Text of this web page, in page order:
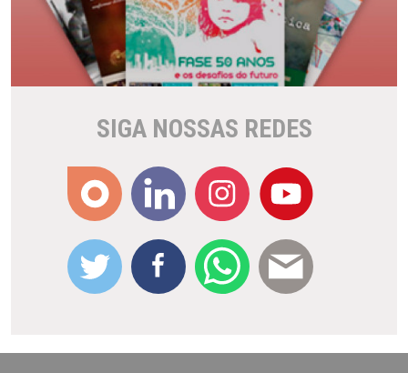
SIGA NOSSAS REDES